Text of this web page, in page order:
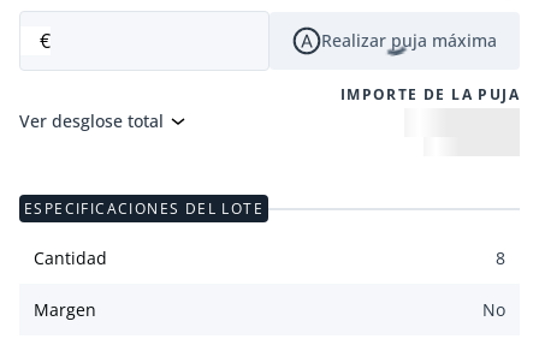
€ Realizar puja máxima
IMPORTE DE LA PUJA
Ver desglose total
ESPECIFICACIONES DEL LOTE
Cantidad 8
Margen No